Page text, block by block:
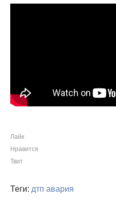
Лайк
Нравится
Твит
Теги: дтп авария